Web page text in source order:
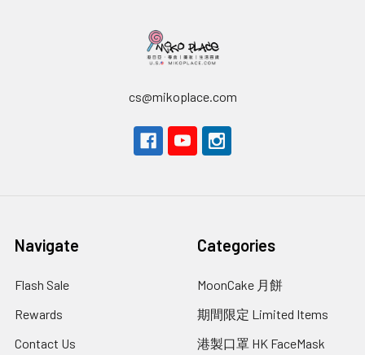
cs@mikoplace.com
Navigate
Flash Sale
Rewards
Contact Us
Categories
MoonCake 月餅
期間限定 Limited Items
港製口罩 HK FaceMask